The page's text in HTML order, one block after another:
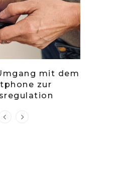
mit dem
zur